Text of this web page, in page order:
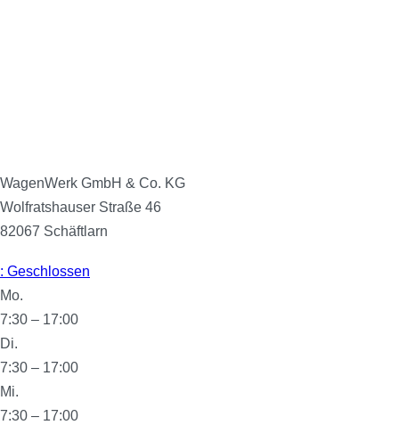
WagenWerk GmbH & Co. KG
Wolfratshauser Straße 46
82067 Schäftlarn
: Geschlossen
Mo.
7:30 – 17:00
Di.
7:30 – 17:00
Mi.
7:30 – 17:00